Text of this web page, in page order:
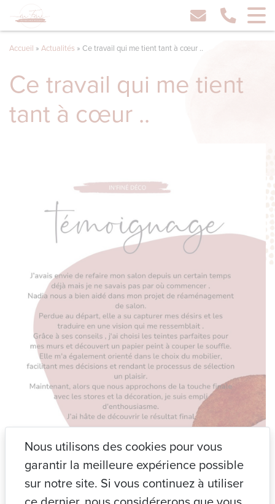
Accueil » Actualités » Ce travail qui me tient tant à cœur ..
Ce travail qui me tient
tant à cœur ..
BOOK DECO|Coach DECO|Conseil DECO
Décoration événementielle|Divers|Immo
Nous utilisons des cookies pour vous
garantir la meilleure expérience possible
sur notre site. Si vous continuez à utiliser